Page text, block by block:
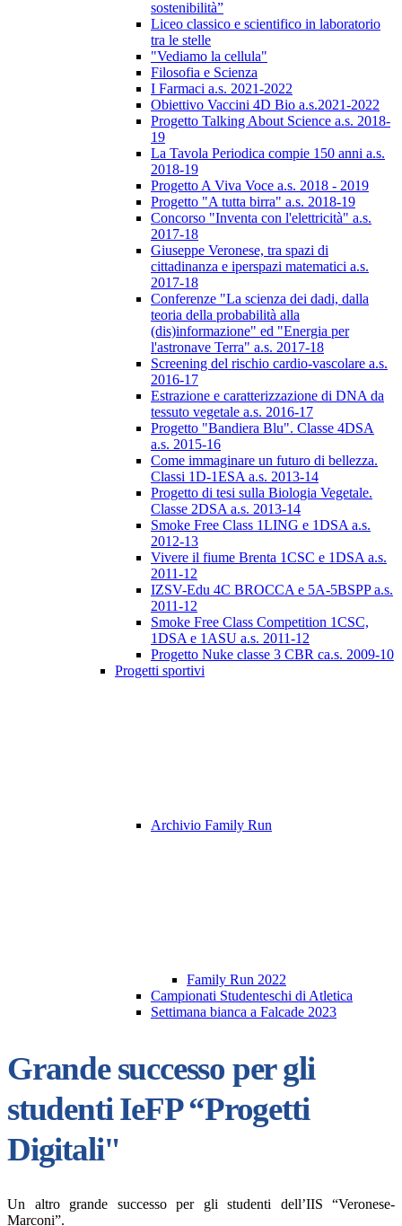
sostenibilità”
Liceo classico e scientifico in laboratorio
tra le stelle
"Vediamo la cellula"
Filosofia e Scienza
I Farmaci a.s. 2021-2022
Obiettivo Vaccini 4D Bio a.s.2021-2022
Progetto Talking About Science a.s. 2018-
19
La Tavola Periodica compie 150 anni a.s.
2018-19
Progetto A Viva Voce a.s. 2018 - 2019
Progetto "A tutta birra" a.s. 2018-19
Concorso "Inventa con l'elettricità" a.s.
2017-18
Giuseppe Veronese, tra spazi di
cittadinanza e iperspazi matematici a.s.
2017-18
Conferenze "La scienza dei dadi, dalla
teoria della probabilità alla
(dis)informazione" ed "Energia per
l'astronave Terra" a.s. 2017-18
Screening del rischio cardio-vascolare a.s.
2016-17
Estrazione e caratterizzazione di DNA da
tessuto vegetale a.s. 2016-17
Progetto "Bandiera Blu". Classe 4DSA
a.s. 2015-16
Come immaginare un futuro di bellezza.
Classi 1D-1ESA a.s. 2013-14
Progetto di tesi sulla Biologia Vegetale.
Classe 2DSA a.s. 2013-14
Smoke Free Class 1LING e 1DSA a.s.
2012-13
Vivere il fiume Brenta 1CSC e 1DSA a.s.
2011-12
IZSV-Edu 4C BROCCA e 5A-5BSPP a.s.
2011-12
Smoke Free Class Competition 1CSC,
1DSA e 1ASU a.s. 2011-12
Progetto Nuke classe 3 CBR ca.s. 2009-10
Progetti sportivi
Archivio Family Run
Family Run 2022
Campionati Studenteschi di Atletica
Settimana bianca a Falcade 2023
Grande successo per gli
studenti IeFP “Progetti
Digitali"
Un altro grande successo per gli studenti dell’IIS “Veronese-
Marconi”.